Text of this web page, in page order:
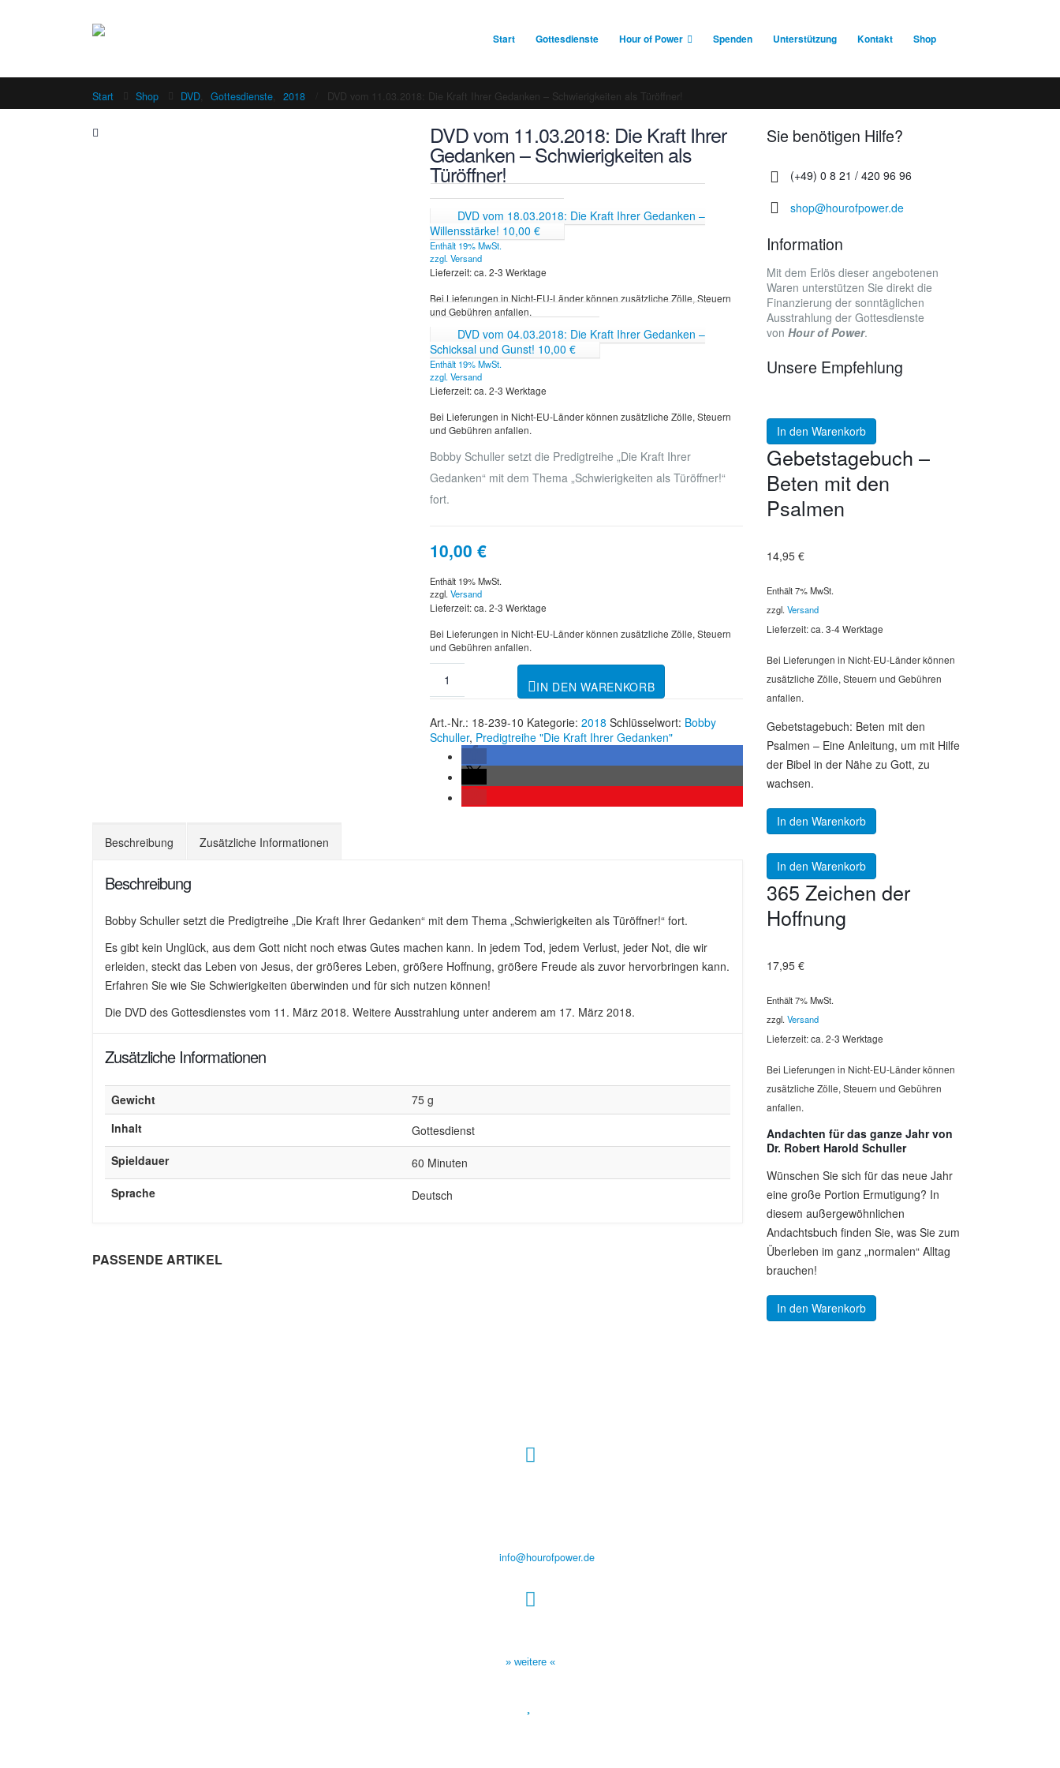
Start Gottesdienste Hour of Power Spenden Unterstützung Kontakt Shop
Start Shop DVD, Gottesdienste, 2018 DVD vom 11.03.2018: Die Kraft Ihrer Gedanken – Schwierigkeiten als Türöffner!
DVD vom 11.03.2018: Die Kraft Ihrer
Gedanken – Schwierigkeiten als
Türöffner!
DVD vom 18.03.2018: Die Kraft Ihrer Gedanken –
Willensstärke! 10,00 €
Enthält 19% MwSt.
zzgl. Versand
Lieferzeit: ca. 2-3 Werktage
Bei Lieferungen in Nicht-EU-Länder können zusätzliche Zölle, Steuern
und Gebühren anfallen.
DVD vom 04.03.2018: Die Kraft Ihrer Gedanken –
Schicksal und Gunst! 10,00 €
Enthält 19% MwSt.
zzgl. Versand
Lieferzeit: ca. 2-3 Werktage
Bei Lieferungen in Nicht-EU-Länder können zusätzliche Zölle, Steuern
und Gebühren anfallen.
Bobby Schuller setzt die Predigtreihe „Die Kraft Ihrer
Gedanken“ mit dem Thema „Schwierigkeiten als Türöffner!“
fort.
10,00 €
Enthält 19% MwSt.
zzgl. Versand
Lieferzeit: ca. 2-3 Werktage
Bei Lieferungen in Nicht-EU-Länder können zusätzliche Zölle, Steuern
und Gebühren anfallen.
IN DEN WARENKORB
Art.-Nr.: 18-239-10 Kategorie: 2018 Schlüsselwort: Bobby
Schuller, Predigtreihe "Die Kraft Ihrer Gedanken"
Beschreibung Zusätzliche Informationen
Beschreibung
Bobby Schuller setzt die Predigtreihe „Die Kraft Ihrer Gedanken“ mit dem Thema „Schwierigkeiten als Türöffner!“ fort.
Es gibt kein Unglück, aus dem Gott nicht noch etwas Gutes machen kann. In jedem Tod, jedem Verlust, jeder Not, die wir
erleiden, steckt das Leben von Jesus, der größeres Leben, größere Hoffnung, größere Freude als zuvor hervorbringen kann.
Erfahren Sie wie Sie Schwierigkeiten überwinden und für sich nutzen können!
Die DVD des Gottesdienstes vom 11. März 2018. Weitere Ausstrahlung unter anderem am 17. März 2018.
Zusätzliche Informationen
Gewicht
75 g
Inhalt
Gottesdienst
Spieldauer
60 Minuten
Sprache
Deutsch
PASSENDE ARTIKEL
Sie benötigen Hilfe?
(+49) 0 8 21 / 420 96 96
shop@hourofpower.de
Information
Mit dem Erlös dieser angebotenen
Waren unterstützen Sie direkt die
Finanzierung der sonntäglichen
Ausstrahlung der Gottesdienste
von Hour of Power.
Unsere Empfehlung
In den Warenkorb
Gebetstagebuch –
Beten mit den
Psalmen
14,95 €
Enthält 7% MwSt.
zzgl. Versand
Lieferzeit: ca. 3-4 Werktage
Bei Lieferungen in Nicht-EU-Länder können
zusätzliche Zölle, Steuern und Gebühren
anfallen.
Gebetstagebuch: Beten mit den
Psalmen – Eine Anleitung, um mit Hilfe
der Bibel in der Nähe zu Gott, zu
wachsen.
In den Warenkorb
In den Warenkorb
365 Zeichen der
Hoffnung
17,95 €
Enthält 7% MwSt.
zzgl. Versand
Lieferzeit: ca. 2-3 Werktage
Bei Lieferungen in Nicht-EU-Länder können
zusätzliche Zölle, Steuern und Gebühren
anfallen.
Andachten für das ganze Jahr von
Dr. Robert Harold Schuller
Wünschen Sie sich für das neue Jahr
eine große Portion Ermutigung? In
diesem außergewöhnlichen
Andachtsbuch finden Sie, was Sie zum
Überleben im ganz „normalen“ Alltag
brauchen!
In den Warenkorb
info@hourofpower.de
» weitere «